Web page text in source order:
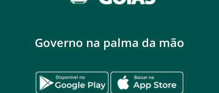
Governo na palma da mão